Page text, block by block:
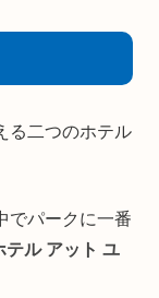
る二つのホテル
でパークに一番
テル アット ユ